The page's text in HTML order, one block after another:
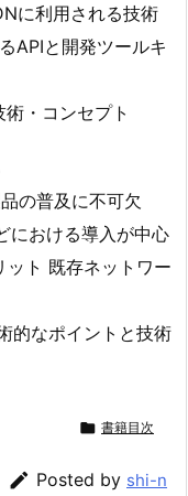
に利用される技術
APIと開発ツールキ
・コンセプト
の普及に不可欠
における導入が中心
ト 既存ネットワー
的なポイントと技術
 書籍目次
 Posted by shi-n